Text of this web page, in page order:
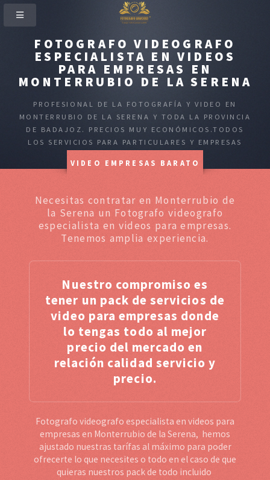
FOTOGRAFO VIDEOGRAFO
ESPECIALISTA EN VIDEOS
PARA EMPRESAS EN
MONTERRUBIO DE LA SERENA
PROFESIONAL DE LA FOTOGRAFÍA Y VIDEO EN
MONTERRUBIO DE LA SERENA Y TODA LA PROVINCIA
DE BADAJOZ. PRECIOS MUY ECONÓMICOS.TODOS
LOS SERVICIOS PARA PARTICULARES Y EMPRESAS
VIDEO EMPRESAS BARATO
Necesitas contratar en Monterrubio de
la Serena un Fotografo videografo
especialista en videos para empresas.
Tenemos amplia experiencia.
Nuestro compromiso es
tener un pack de servicios de
video para empresas donde
lo tengas todo al mejor
precio del mercado en
relación calidad servicio y
precio.
Fotografo videografo especialista en videos para
empresas en Monterrubio de la Serena, hemos
ajustado nuestras tarífas al máximo para poder
ofrecerte lo que necesites o todo en el caso de que
quieras nuestros pack de todo incluido